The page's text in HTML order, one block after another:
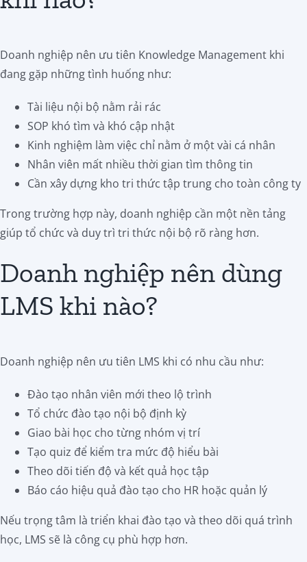
Doanh nghiệp nên ưu tiên Knowledge Management khi
đang gặp những tình huống như:
Tài liệu nội bộ nằm rải rác
SOP khó tìm và khó cập nhật
Kinh nghiệm làm việc chỉ nằm ở một vài cá nhân
Nhân viên mất nhiều thời gian tìm thông tin
Cần xây dựng kho tri thức tập trung cho toàn công ty
Trong trường hợp này, doanh nghiệp cần một nền tảng
giúp tổ chức và duy trì tri thức nội bộ rõ ràng hơn.
Doanh nghiệp nên dùng
LMS khi nào?
Doanh nghiệp nên ưu tiên LMS khi có nhu cầu như:
Đào tạo nhân viên mới theo lộ trình
Tổ chức đào tạo nội bộ định kỳ
Giao bài học cho từng nhóm vị trí
Tạo quiz để kiểm tra mức độ hiểu bài
Theo dõi tiến độ và kết quả học tập
Báo cáo hiệu quả đào tạo cho HR hoặc quản lý
Nếu trọng tâm là triển khai đào tạo và theo dõi quá trình
học, LMS sẽ là công cụ phù hợp hơn.